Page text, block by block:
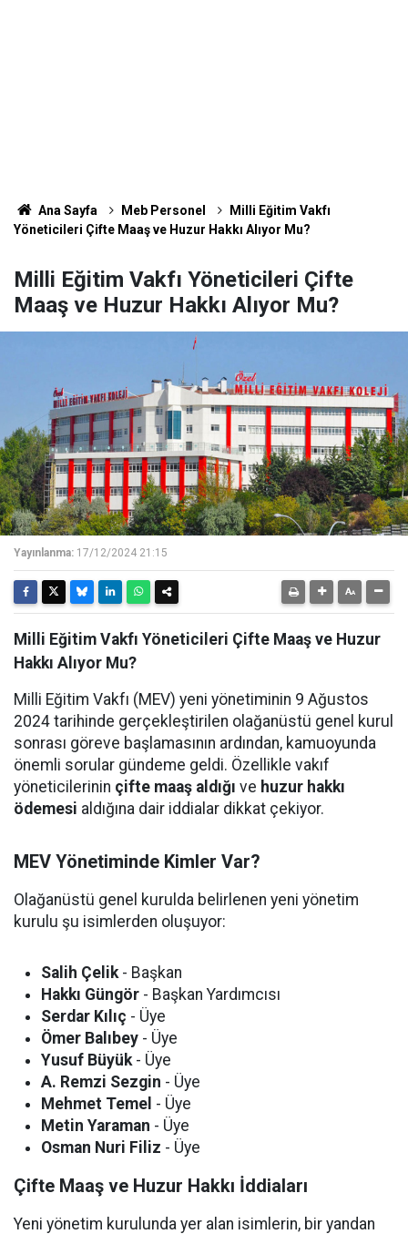
Ana Sayfa Meb Personel
Milli Eğitim Vakfı
Yöneticileri Çifte Maaş ve Huzur Hakkı Alıyor Mu?
Milli Eğitim Vakfı Yöneticileri Çifte
Maaş ve Huzur Hakkı Alıyor Mu?
Yayınlanma: 17/12/2024 21:15
Milli Eğitim Vakfı Yöneticileri Çifte Maaş ve Huzur
Hakkı Alıyor Mu?
Milli Eğitim Vakfı (MEV) yeni yönetiminin 9 Ağustos
2024 tarihinde gerçekleştirilen olağanüstü genel kurul
sonrası göreve başlamasının ardından, kamuoyunda
önemli sorular gündeme geldi. Özellikle vakıf
yöneticilerinin çifte maaş aldığı ve huzur hakkı
ödemesi aldığına dair iddialar dikkat çekiyor.
MEV Yönetiminde Kimler Var?
Olağanüstü genel kurulda belirlenen yeni yönetim
kurulu şu isimlerden oluşuyor:
Salih Çelik- Başkan
Hakkı Güngör - Başkan Yardımcısı
Serdar Kılıç - Üye
Ömer Balıbey - Üye
Yusuf Büyük- Üye
A. Remzi Sezgin - Üye
Mehmet Temel - Üye
Metin Yaraman - Üye
Osman Nuri Filiz - Üye
Çifte Maaş ve Huzur Hakkı İddiaları
Yeni yönetim kurulunda yer alan isimlerin, bir yandan